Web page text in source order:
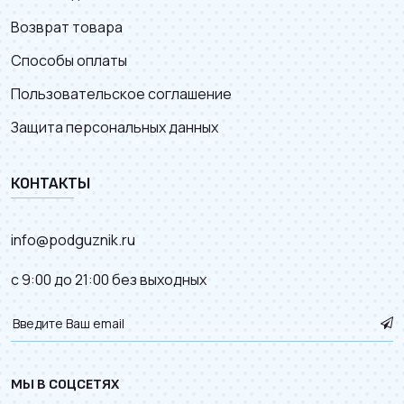
Возврат товара
Способы оплаты
Пользовательское соглашение
Защита персональных данных
КОНТАКТЫ
info@podguznik.ru
с 9:00 до 21:00 без выходных
МЫ В СОЦСЕТЯХ